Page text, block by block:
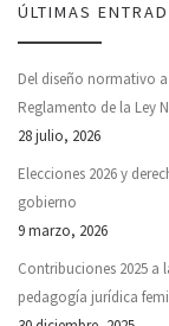
ÚLTIMAS
Del diseño normativo
Reglamento de la Ley
28 julio, 2026
Elecciones 2026 y
gobierno
9 marzo, 2026
Contribuciones 2025 a
pedagogía jurídica